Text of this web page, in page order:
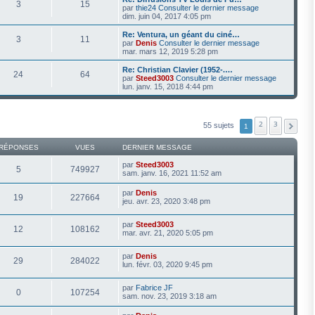
3 15
par thie24 Consulter le dernier message
dim. juin 04, 2017 4:05 pm
3 11
Re: Ventura, un géant du ciné…
par Denis Consulter le dernier message
mar. mars 12, 2019 5:28 pm
24 64
Re: Christian Clavier (1952-.…
par Steed3003 Consulter le dernier message
lun. janv. 15, 2018 4:44 pm
55 sujets 1 2 3
RÉPONSES VUES DERNIER MESSAGE
5 749927 par Steed3003
sam. janv. 16, 2021 11:52 am
19 227664 par Denis
jeu. avr. 23, 2020 3:48 pm
12 108162 par Steed3003
mar. avr. 21, 2020 5:05 pm
29 284022 par Denis
lun. févr. 03, 2020 9:45 pm
0 107254 par Fabrice JF
sam. nov. 23, 2019 3:18 am